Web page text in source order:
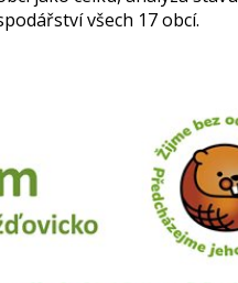
všech 17 obcí.